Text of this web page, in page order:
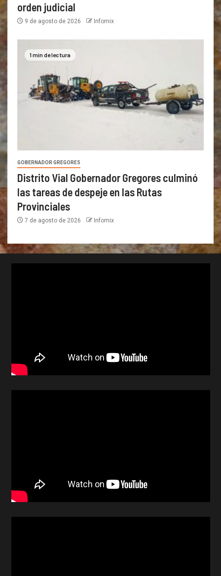
orden judicial
9 de agosto de 2026 Infomix
1 min de lectura
GOBERNADOR GREGORES
Distrito Vial Gobernador Gregores culminó
las tareas de despeje en las Rutas
Provinciales
7 de agosto de 2026 Infomix